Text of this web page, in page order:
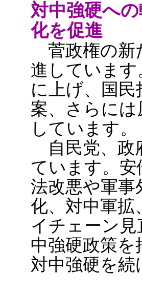
対中強硬へ
化を促進
菅政権の新
進していま
に上げ、国
案、さらに
しています。
自民党、政
ています。
法改悪や軍事
化、対中軍拡
イチェーン
中強硬政策
対中強硬を